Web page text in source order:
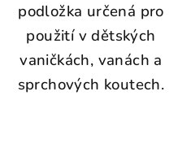
podložka určená pro
použití v dětských
vaničkách, vanách a
sprchových koutech.